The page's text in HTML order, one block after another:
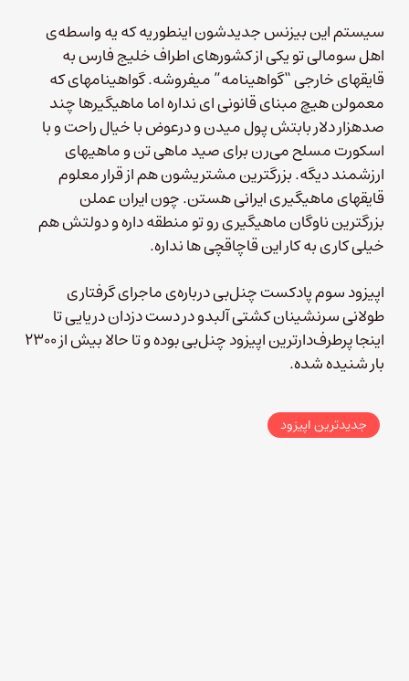
سیستم این بیزنس جدیدشون اینطوریه که یه واسطه‌ی
اهل سومالی تو یکی از کشورهای اطراف خلیج فارس به
قایقهای خارجی “گواهینامه” میفروشه. گواهینامهای که
معمولن هیچ مبنای قانونی ای نداره اما ماهیگیرها چند
صدهزار دلار بابتش پول میدن و درعوض با خیال راحت و با
اسکورت مسلح می‌رن برای صید ماهی تن و ماهیهای
ارزشمند دیگه. بزرگترین مشتریشون هم از قرار معلوم
قایقهای ماهیگیری ایرانی هستن. چون ایران عملن
بزرگترین ناوگان ماهیگیری رو تو منطقه داره و دولتش هم
خیلی کاری به کار این قاچاقچی ها نداره.
اپیزود سوم پادکست چنل‌بی درباره‌ی ماجرای گرفتاری
طولانی سرنشینان کشتی آلبدو در دست دزدان دریایی تا
اینجا پرطرف‌دارترین اپیزود چنل‌بی بوده و تا حالا بیش از ۲۳۰۰
بار شنیده شده.
جدیدترین اپیزود